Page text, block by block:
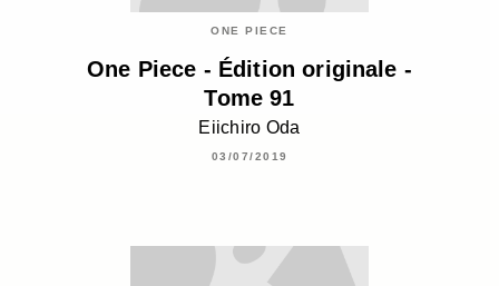
ONE PIECE
One Piece - Édition originale -
Tome 91
Eiichiro Oda
03/07/2019